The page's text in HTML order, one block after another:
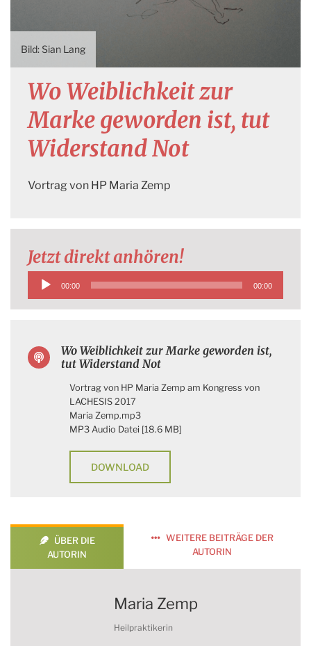
Sian Lang
Wo Weiblichkeit zur
Marke geworden ist, tut
Widerstand Not
Vortrag von HP Maria Zemp
Jetzt direkt anhören!
Audio-
Player
00:00 00:00
Wo Weiblichkeit zur Marke geworden ist,
tut Widerstand Not
Vortrag von HP Maria Zemp am Kongress von
LACHESIS 2017
Maria Zemp.mp3
MP3 Audio Datei [18.6 MB]
DOWNLOAD
ÜBER DIE
AUTORIN
WEITERE BEITRÄGE DER
AUTORIN
Maria Zemp
Heilpraktikerin